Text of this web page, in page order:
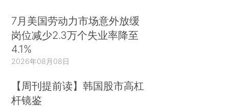
7月美国劳动力市场意外放缓
岗位减少2.3万个失业率降至
4.1%
2026年08月08日
【周刊提前读】韩国股市高杠
杆镜鉴